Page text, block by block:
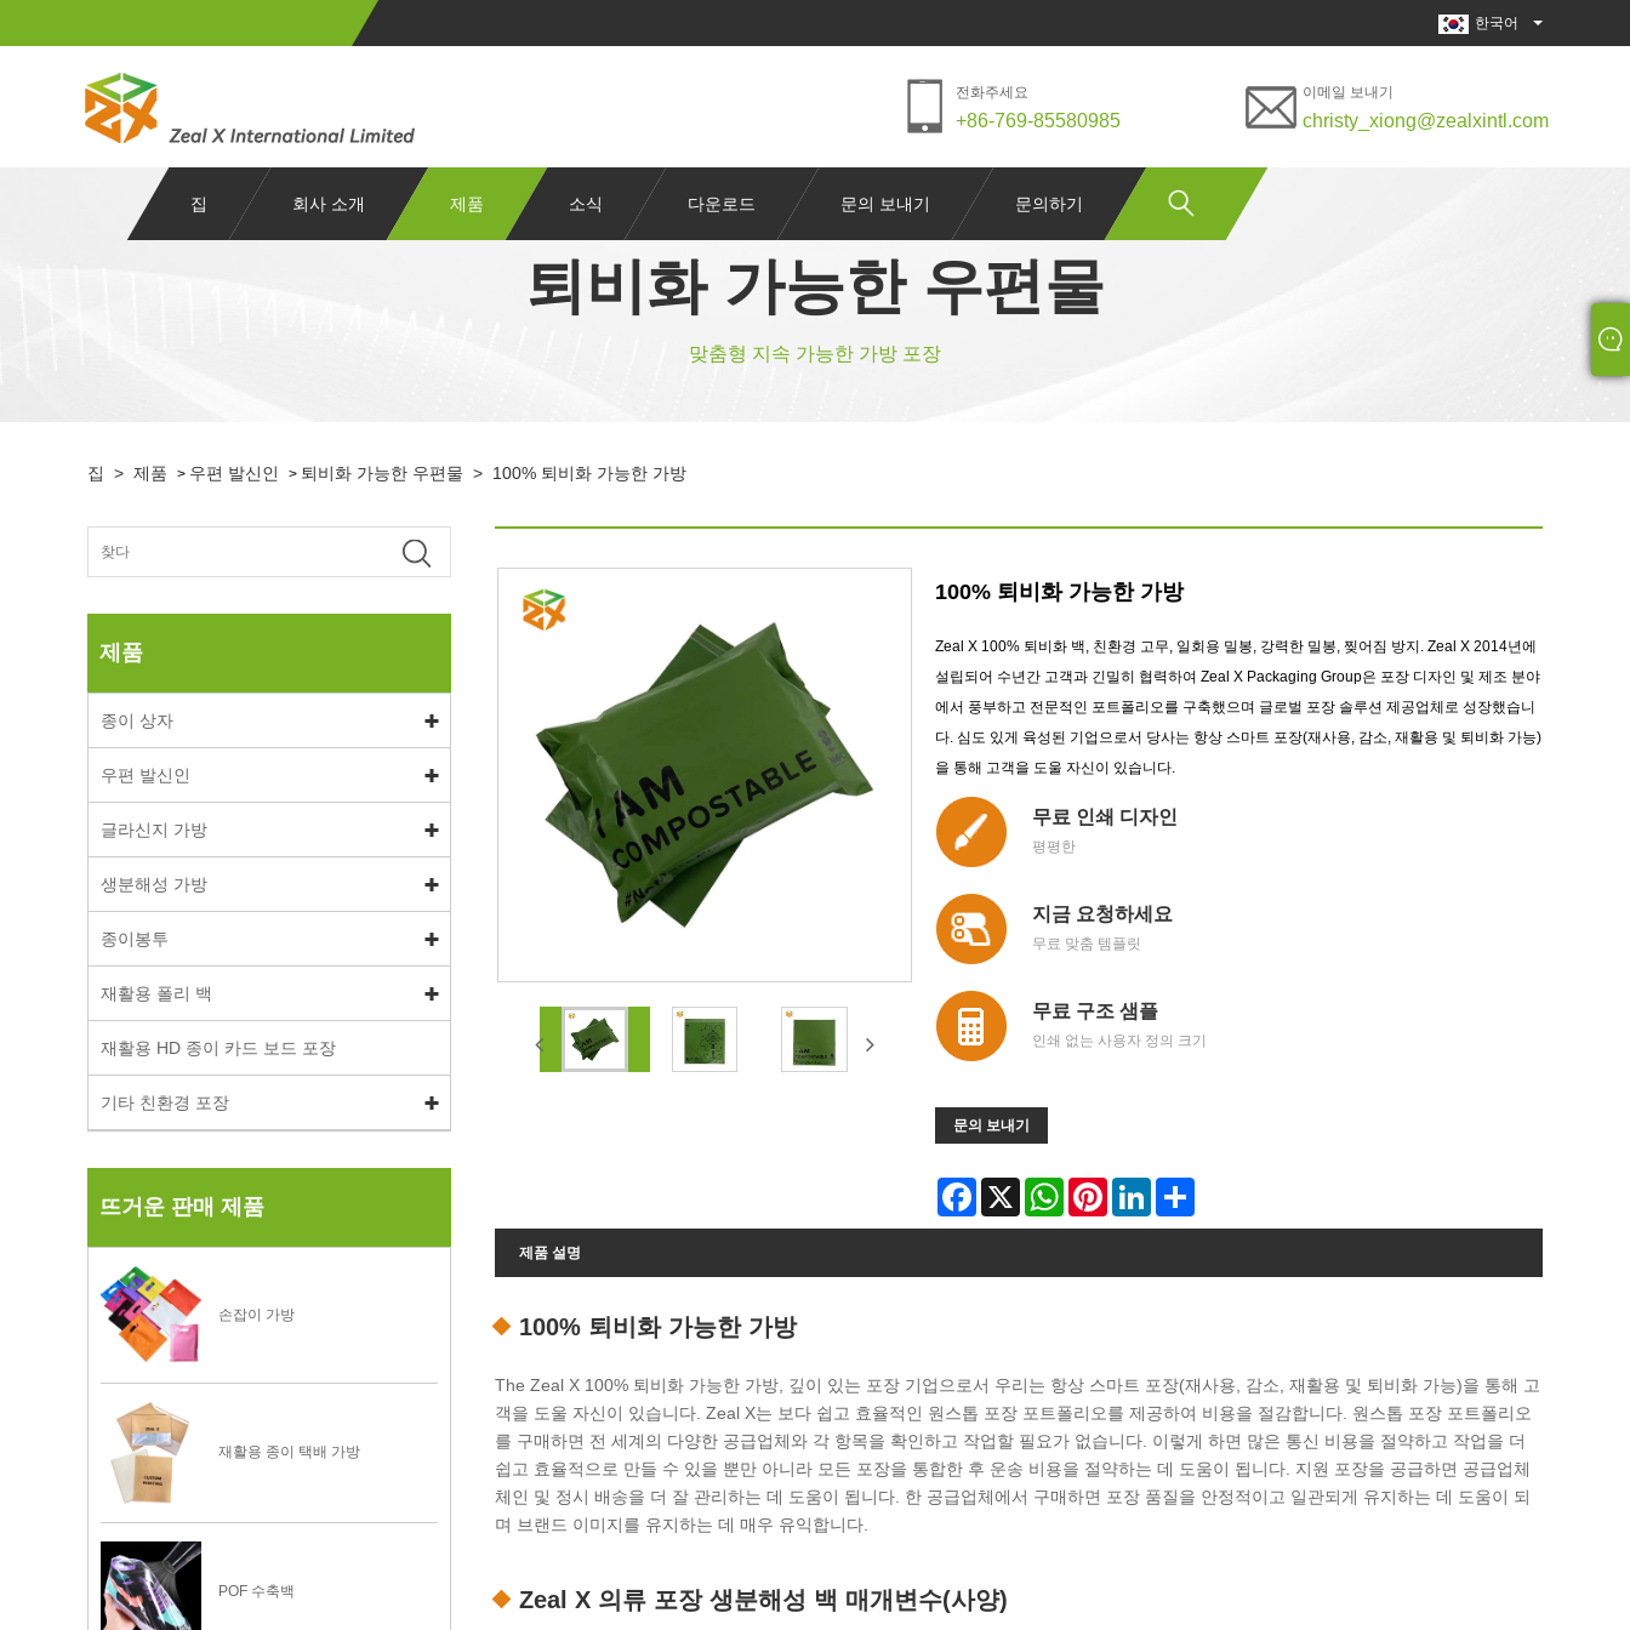
한국어
전화주세요
+86-769-85580985
이메일 보내기
christy_xiong@zealxintl.com
집 회사 소개 제품 소식 다운로드 문의 보내기 문의하기
퇴비화 가능한 우편물
맞춤형 지속 가능한 가방 포장
집 > 제품 > 우편 발신인 > 퇴비화 가능한 우편물 > 100% 퇴비화 가능한 가방
제품
종이 상자
우편 발신인
글라신지 가방
생분해성 가방
종이봉투
재활용 폴리 백
재활용 HD 종이 카드 보드 포장
기타 친환경 포장
뜨거운 판매 제품
손잡이 가방
재활용 종이 택배 가방
POF 수축백
100% 퇴비화 가능한 가방
Zeal X 100% 퇴비화 백, 친환경 고무, 일회용 밀봉, 강력한 밀봉, 찢어짐 방지. Zeal X 2014년에
설립되어 수년간 고객과 긴밀히 협력하여 Zeal X Packaging Group은 포장 디자인 및 제조 분야
에서 풍부하고 전문적인 포트폴리오를 구축했으며 글로벌 포장 솔루션 제공업체로 성장했습니
다. 심도 있게 육성된 기업으로서 당사는 항상 스마트 포장(재사용, 감소, 재활용 및 퇴비화 가능)
을 통해 고객을 도울 자신이 있습니다.
무료 인쇄 디자인
평평한
지금 요청하세요
무료 맞춤 템플릿
무료 구조 샘플
인쇄 없는 사용자 정의 크기
문의 보내기
Facebook WhatsAppPinterestLinkedIn
제품 설명
100% 퇴비화 가능한 가방
The Zeal X 100% 퇴비화 가능한 가방, 깊이 있는 포장 기업으로서 우리는 항상 스마트 포장(재사용, 감소, 재활용 및 퇴비화 가능)을 통해 고
객을 도울 자신이 있습니다. Zeal X는 보다 쉽고 효율적인 원스톱 포장 포트폴리오를 제공하여 비용을 절감합니다. 원스톱 포장 포트폴리오
를 구매하면 전 세계의 다양한 공급업체와 각 항목을 확인하고 작업할 필요가 없습니다. 이렇게 하면 많은 통신 비용을 절약하고 작업을 더
쉽고 효율적으로 만들 수 있을 뿐만 아니라 모든 포장을 통합한 후 운송 비용을 절약하는 데 도움이 됩니다. 지원 포장을 공급하면 공급업체
체인 및 정시 배송을 더 잘 관리하는 데 도움이 됩니다. 한 공급업체에서 구매하면 포장 품질을 안정적이고 일관되게 유지하는 데 도움이 되
며 브랜드 이미지를 유지하는 데 매우 유익합니다.
Zeal X 의류 포장 생분해성 백 매개변수(사양)